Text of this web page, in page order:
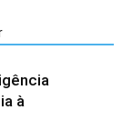
à